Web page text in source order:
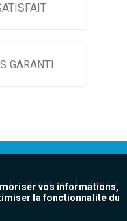
GARANTI
Infos utiles
Plan du
vos informations,
la fonctionnalité du